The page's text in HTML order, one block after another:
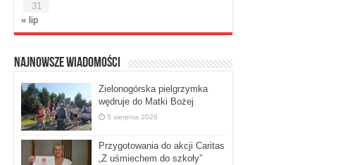
31
« lip
Najnowsze Wiadomości
Zielonogórska pielgrzymka
wędruje do Matki Bożej
5 sierpnia 2026
Przygotowania do akcji Caritas
„Z uśmiechem do szkoły”